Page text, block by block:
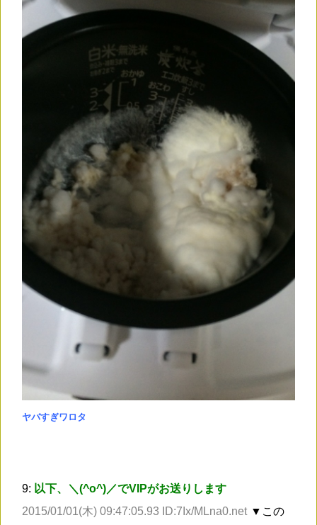
ヤバすぎワロタ
9: 以下、＼(^o^)／でVIPがお送りします
2015/01/01(木) 09:47:05.93 ID:7Ix/MLna0.net ▼この